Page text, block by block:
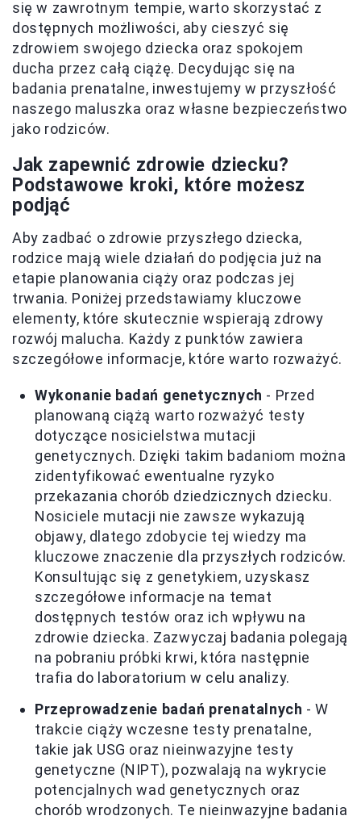
się w zawrotnym tempie, warto skorzystać z
dostępnych możliwości, aby cieszyć się
zdrowiem swojego dziecka oraz spokojem
ducha przez całą ciążę. Decydując się na
badania prenatalne, inwestujemy w przyszłość
naszego maluszka oraz własne bezpieczeństwo
jako rodziców.
Jak zapewnić zdrowie dziecku?
Podstawowe kroki, które możesz
podjąć
Aby zadbać o zdrowie przyszłego dziecka,
rodzice mają wiele działań do podjęcia już na
etapie planowania ciąży oraz podczas jej
trwania. Poniżej przedstawiamy kluczowe
elementy, które skutecznie wspierają zdrowy
rozwój malucha. Każdy z punktów zawiera
szczegółowe informacje, które warto rozważyć.
Wykonanie badań genetycznych - Przed
planowaną ciążą warto rozważyć testy
dotyczące nosicielstwa mutacji
genetycznych. Dzięki takim badaniom można
zidentyfikować ewentualne ryzyko
przekazania chorób dziedzicznych dziecku.
Nosiciele mutacji nie zawsze wykazują
objawy, dlatego zdobycie tej wiedzy ma
kluczowe znaczenie dla przyszłych rodziców.
Konsultując się z genetykiem, uzyskasz
szczegółowe informacje na temat
dostępnych testów oraz ich wpływu na
zdrowie dziecka. Zazwyczaj badania polegają
na pobraniu próbki krwi, która następnie
trafia do laboratorium w celu analizy.
Przeprowadzenie badań prenatalnych - W
trakcie ciąży wczesne testy prenatalne,
takie jak USG oraz nieinwazyjne testy
genetyczne (NIPT), pozwalają na wykrycie
potencjalnych wad genetycznych oraz
chorób wrodzonych. Te nieinwazyjne badania